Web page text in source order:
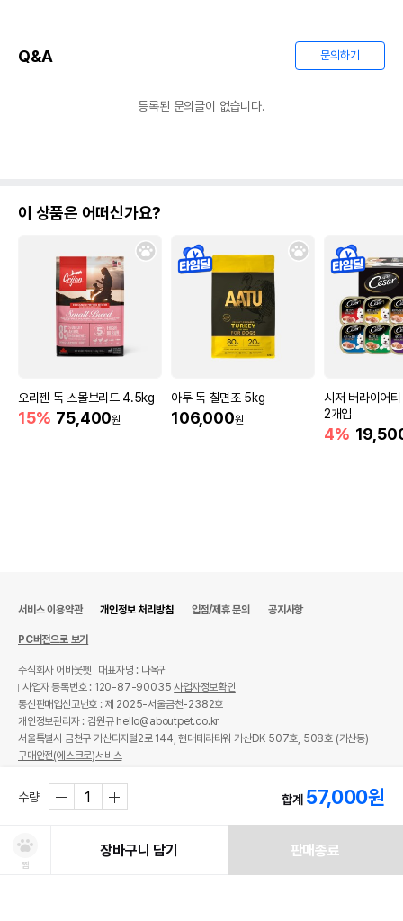
Q&A 문의하기
등록된 문의글이 없습니다.
이 상품은 어떠신가요?
오리젠 독 스몰브리드 4.5kg
15% 75,400원
아투 독 칠면조 5kg
106,000원
시저 버라이어
2개입
4%
수량 합계 57,000원
찜
장바구니 담기 판매종료
서비스 이용약관 개인정보 처리방침 입점/제휴 문의 공지사항
PC버전으로 보기
주식회사 어바웃펫
대표자명 : 나옥귀
사업자 등록번호 : 120-87-90035사업자정보확인
통신판매업신고번호 : 제 2025-서울금천-2382호
개인정보관리자 : 김원규 hello@aboutpet.co.kr
서울특별시 금천구 가산디지털2로 144, 현대테라타워 가산DK 507호, 508호 (가산동)
구매안전(에스크로)서비스